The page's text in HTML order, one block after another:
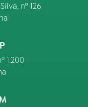
nº 126
1.200